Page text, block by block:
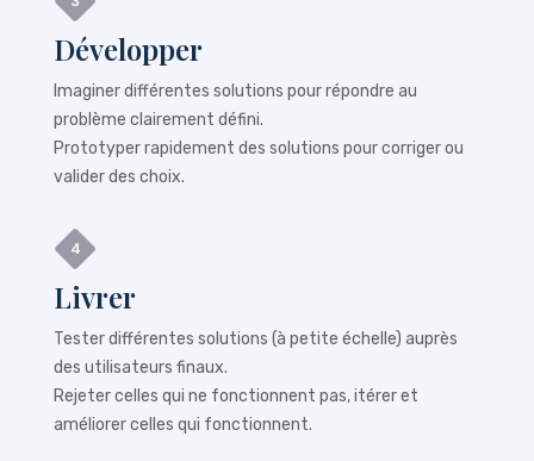
Développer
Imaginer différentes solutions pour répondre au
problème clairement défini.
Prototyper rapidement des solutions pour corriger ou
valider des choix.
Livrer
Tester différentes solutions (à petite échelle) auprès
des utilisateurs finaux.
Rejeter celles qui ne fonctionnent pas, itérer et
améliorer celles qui fonctionnent.